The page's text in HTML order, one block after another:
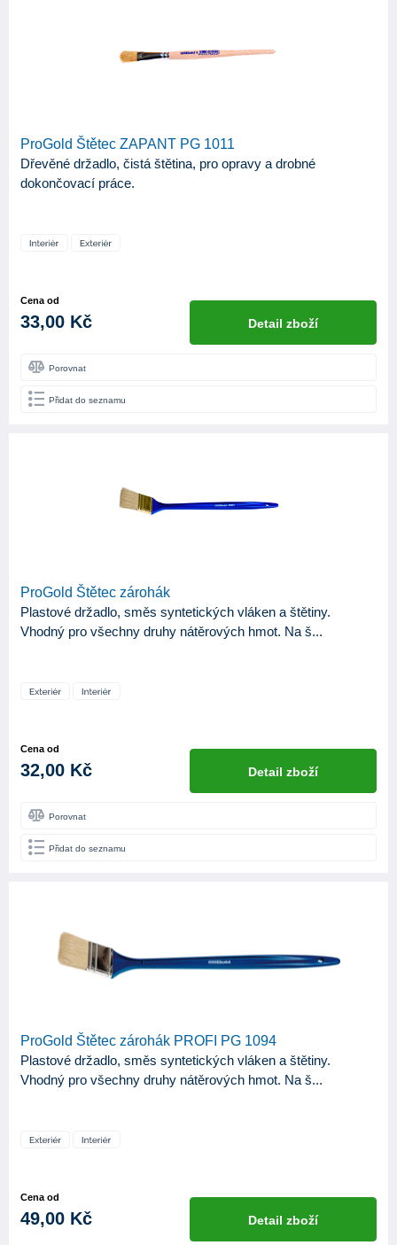
ProGold Štětec ZAPANT PG 1011
Dřevěné držadlo, čistá štětina, pro opravy a drobné
dokončovací práce.
Cena od
33,00 Kč Detail zboží
Porovnat
Přidat do seznamu
ProGold Štětec zárohák
Plastové držadlo, směs syntetických vláken a štětiny.
Vhodný pro všechny druhy nátěrových hmot. Na š...
Cena od
32,00 Kč Detail zboží
Porovnat
Přidat do seznamu
ProGold Štětec zárohák PROFI PG 1094
Plastové držadlo, směs syntetických vláken a štětiny.
Vhodný pro všechny druhy nátěrových hmot. Na š...
Cena od
49,00 Kč Detail zboží